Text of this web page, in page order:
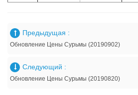
Предыдущая :
Обновление Цены Сурьмы (20190902)
Следующий :
Обновление Цены Сурьмы (20190820)